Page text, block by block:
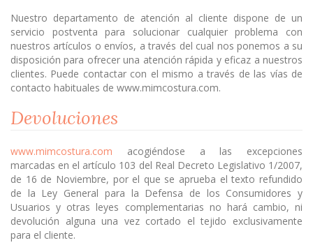
Nuestro departamento de atención al cliente dispone de un
servicio postventa para solucionar cualquier problema con
nuestros artículos o envíos, a través del cual nos ponemos a su
disposición para ofrecer una atención rápida y eficaz a nuestros
clientes. Puede contactar con el mismo a través de las vías de
contacto habituales de www.mimcostura.com.
Devoluciones
www.mimcostura.com acogiéndose a las excepciones
marcadas en el artículo 103 del Real Decreto Legislativo 1/2007,
de 16 de Noviembre, por el que se aprueba el texto refundido
de la Ley General para la Defensa de los Consumidores y
Usuarios y otras leyes complementarias no hará cambio, ni
devolución alguna una vez cortado el tejido exclusivamente
para el cliente.